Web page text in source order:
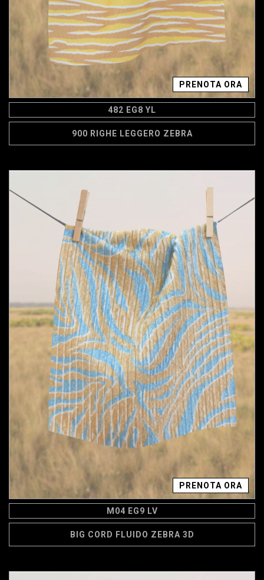
PRENOTA ORA
482 EG8 YL
900 RIGHE LEGGERO ZEBRA
PRENOTA ORA
M04 EG9 LV
BIG CORD FLUIDO ZEBRA 3D